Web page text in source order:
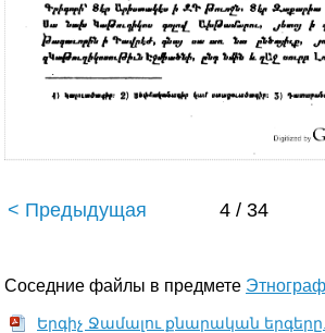
< Предыдущая 4 / 34
Соседние файлы в предмете
Երգիչ Ջամալու քնարական